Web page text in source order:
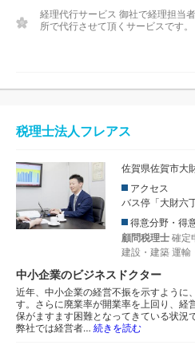
経理代行サービス 御社で経理担当
所で代行させて頂くサービスです。
税理士法人フレアス
佐賀県佐賀市大
アクセス
バス停「大財六
得意分野・得
顧問税理士 確定
建設・建築 運輸
中小企業のビジネスドクター
近年、中小企業の経営不振を示すように
す。さらに廃業率が開業率を上回り、経
保がますます困難となってきている状況
弊社では経営者… 続きを読む